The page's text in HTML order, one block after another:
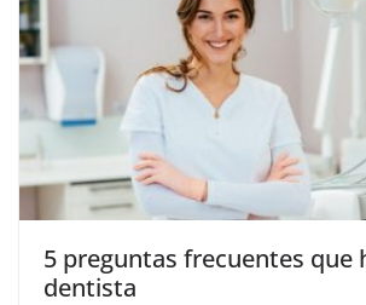
5 preguntas frecuentes que
dentista